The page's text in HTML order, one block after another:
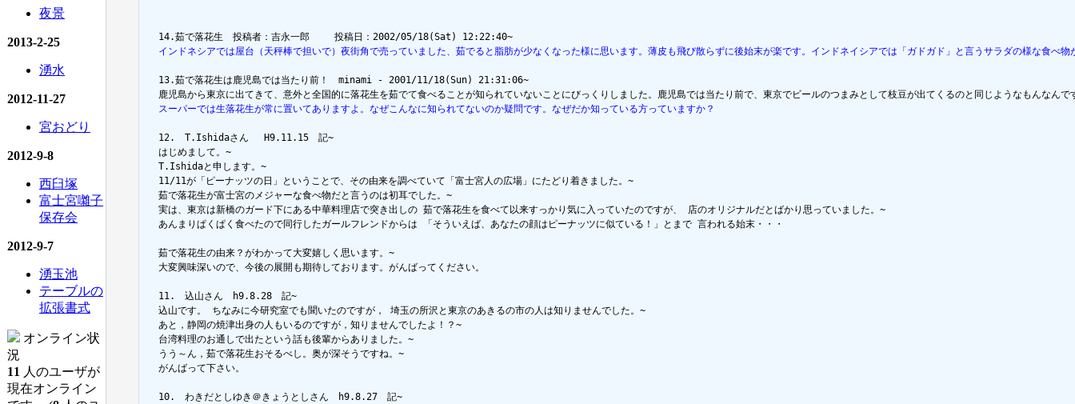
夜景
2013-2-25
湧水
2012-11-27
宮おどり
2012-9-8
西臼塚
富士宮囃子
保存会
2012-9-7
湧玉池
テーブルの
拡張書式
オンライン状
況
11 人のユーザが
現在オンライン
インドネシアでは屋台（天秤棒で担いで）夜街角で売っていました、茹でると脂肪が少なくなった様に思います。薄皮も飛び散らずに後始末が楽です。インドネイシアでは「ガドガド」と言うサラダの様な食
  13.茹で落花生は鹿児島では当たり前！　minami - 2001/11/18(Sun) 21:31:06~
  スーパーでは生落花生が常に置いてありますよ。なぜこんなに知られてないのか疑問です。なぜだか知っている方っていますか？
  12.　T.Ishidaさん 　H9.11.15　記~
  はじめまして。~
  T.Ishidaと申します。~
  11/11が「ピーナッツの日」ということで、その由来を調べていて「富士宮人の広場」にたどり着きました。~
  茹で落花生が富士宮のメジャーな食べ物だと言うのは初耳でした。~
  実は、東京は新橋のガード下にある中華料理店で突き出しの 茹で落花生を食べて以来すっかり気に入っていたのですが、 店のオリジナルだとばかり思っていました。~
  あんまりぱくぱく食べたので同行したガールフレンドからは 「そういえば、あなたの顔はピーナッツに似ている！」とまで 言われる始末・・・
  茹で落花生の由来？がわかって大変嬉しく思います。~
  大変興味深いので、今後の展開も期待しております。がんばってください。
  11.　込山さん　h9.8.28　記~
  込山です。 ちなみに今研究室でも聞いたのですが， 埼玉の所沢と東京のあきるの市の人は知りませんでした。~
  あと，静岡の焼津出身の人もいるのですが，知りませんでしたよ！？~
  台湾料理のお通しで出たという話も後輩からありました。~
  うう～ん，茹で落花生おそるべし。奥が深そうですね。~
  がんばって下さい。
  10.　わきだとしゆき＠きょうとしさん　h9.8.27　記~